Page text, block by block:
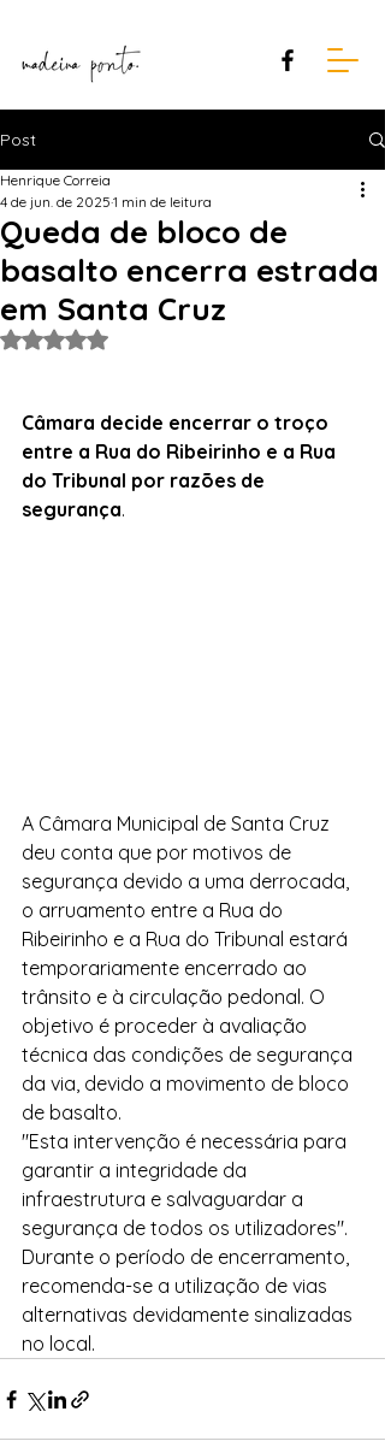
Post
Queda de bloco de
basalto encerra estrada
em Santa Cruz
Henrique Correia
4 de jun. de 2025 1 min de leitura
Avaliado com NaN de 5 estrelas.
Câmara decide encerrar o troço
entre a Rua do Ribeirinho e a Rua
do Tribunal por razões de
segurança.
A Câmara Municipal de Santa Cruz
deu conta que por motivos de
segurança devido a uma derrocada,
o arruamento entre a Rua do
Ribeirinho e a Rua do Tribunal estará
temporariamente encerrado ao
trânsito e à circulação pedonal. O
objetivo é proceder à avaliação
técnica das condições de segurança
da via, devido a movimento de bloco
de basalto.
"Esta intervenção é necessária para
garantir a integridade da
infraestrutura e salvaguardar a
segurança de todos os utilizadores".
Durante o período de encerramento,
recomenda-se a utilização de vias
alternativas devidamente sinalizadas
no local.